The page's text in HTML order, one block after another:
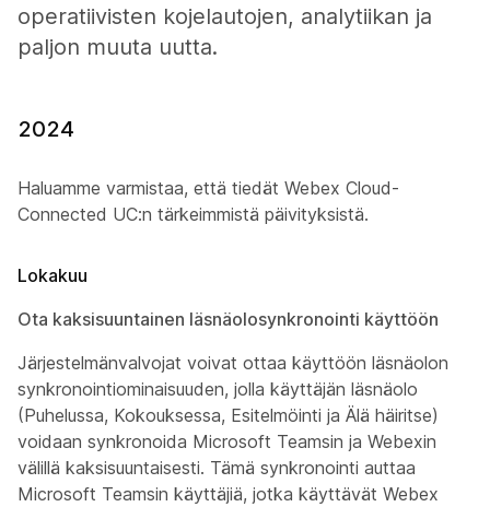
operatiivisten kojelautojen, analytiikan ja
paljon muuta uutta.
2024
Haluamme varmistaa, että tiedät Webex Cloud-
Connected UC:n tärkeimmistä päivityksistä.
Lokakuu
Ota kaksisuuntainen läsnäolosynkronointi käyttöön
Järjestelmänvalvojat voivat ottaa käyttöön läsnäolon
synkronointiominaisuuden, jolla käyttäjän läsnäolo
(Puhelussa, Kokouksessa, Esitelmöinti ja Älä häiritse)
voidaan synkronoida Microsoft Teamsin ja Webexin
välillä kaksisuuntaisesti. Tämä synkronointi auttaa
Microsoft Teamsin käyttäjiä, jotka käyttävät Webex